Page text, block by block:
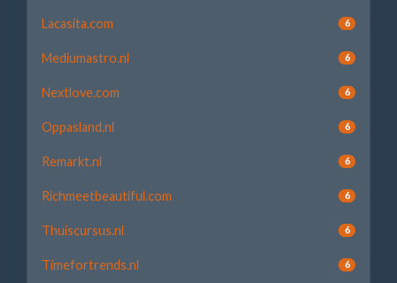
Lacasita.com 6
Mediumastro.nl 6
Nextlove.com 6
Oppasland.nl 6
Remarkt.nl 6
Richmeetbeautiful.com 6
Thuiscursus.nl 6
Timefortrends.nl 6